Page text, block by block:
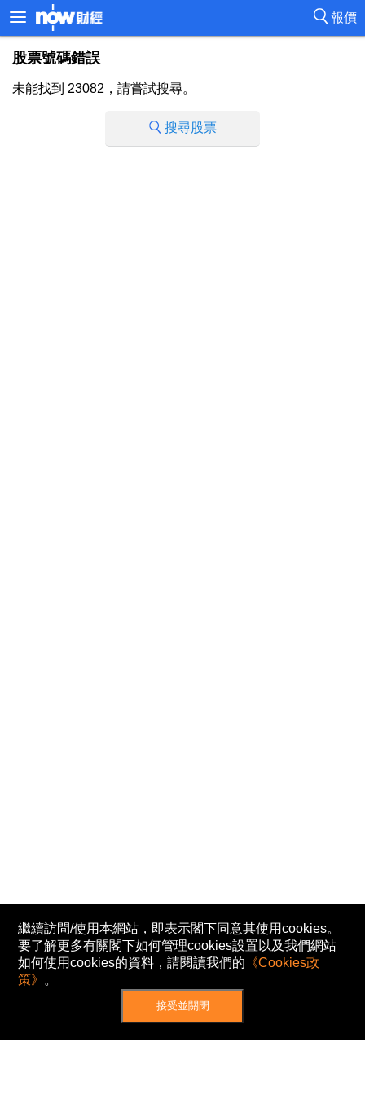
報價
股票號碼錯誤
未能找到 23082，請嘗試搜尋。
搜尋股票
繼續訪問/使用本網站，即表示閣下同意其使用cookies。
要了解更多有關閣下如何管理cookies設置以及我們網站
如何使用cookies的資料，請閱讀我們的 《Cookies政
策》 。
接受並關閉